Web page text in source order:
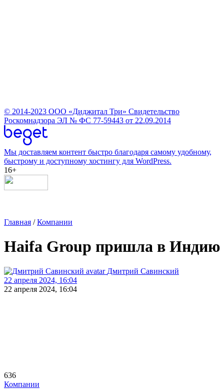
© 2014-2023 ООО «Диджитал Три» Свидетельство
Роскомнадзора ЭЛ № ФС 77-59443 от 22.09.2014
Мы доставляем контент быстро благодаря самому удобному,
быстрому и доступному хостингу для WordPress.
16+
Главная /Компании
Haifa Group пришла в Индию
Дмитрий Савинский
22 апреля 2024, 16:04
22 апреля 2024, 16:04
636
Компании